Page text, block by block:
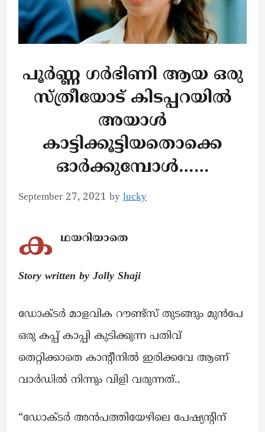
പൂർണ്ണ ഗർഭിണി ആയ ഒരു
സ്ത്രീയോട് കിടപ്പറയിൽ
അയാൾ
കാട്ടിക്കൂട്ടിയതൊക്കെ
ഓർക്കുമ്പോൾ……
September 27, 2021 by lucky
ക ഥയറിയാതെ
Story written by Jolly Shaji
ഡോക്ടർ മാളവിക റൗണ്ട്സ് തുടങ്ങും മുൻപേ
ഒരു കപ്പ് കാപ്പി കുടിക്കുന്ന പതിവ്
തെറ്റിക്കാതെ കാന്റീനിൽ ഇരിക്കവേ ആണ്
വാർഡിൽ നിന്നും വിളി വരുന്നത്..
“ഡോക്ടർ അൻപത്തിയേഴിലെ പേഷ്യന്റിന്